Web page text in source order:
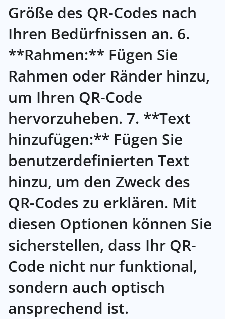
Größe des QR-Codes nach
Ihren Bedürfnissen an. 6.
**Rahmen:** Fügen Sie
Rahmen oder Ränder hinzu,
um Ihren QR-Code
hervorzuheben. 7. **Text
hinzufügen:** Fügen Sie
benutzerdefinierten Text
hinzu, um den Zweck des
QR-Codes zu erklären. Mit
diesen Optionen können Sie
sicherstellen, dass Ihr QR-
Code nicht nur funktional,
sondern auch optisch
ansprechend ist.